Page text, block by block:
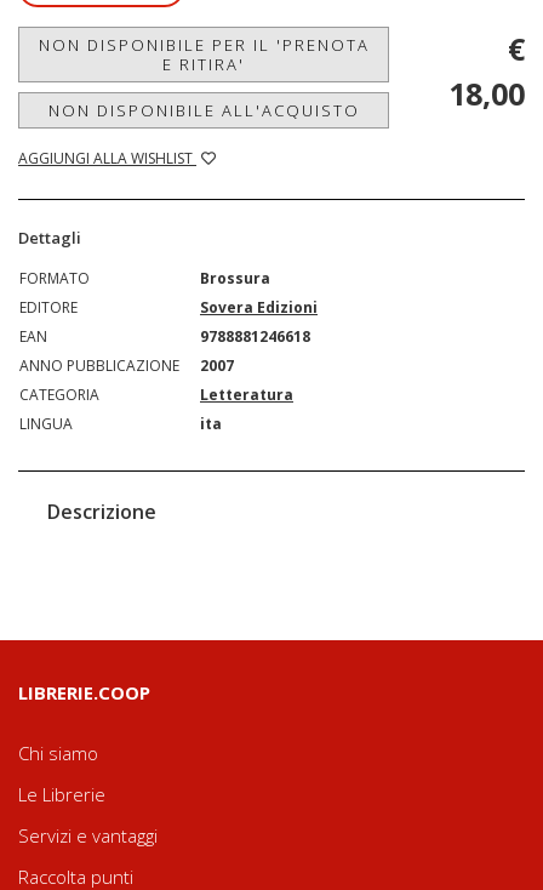
NON DISPONIBILE PER IL 'PRENOTA
E RITIRA'
NON DISPONIBILE ALL'ACQUISTO
AGGIUNGI ALLA WISHLIST
€
18,00
Dettagli
FORMATO
Brossura
EDITORE
Sovera Edizioni
EAN
9788881246618
ANNO PUBBLICAZIONE
2007
CATEGORIA
Letteratura
LINGUA
ita
Descrizione
LIBRERIE.COOP
Chi siamo
Le Librerie
Servizi e vantaggi
Raccolta punti